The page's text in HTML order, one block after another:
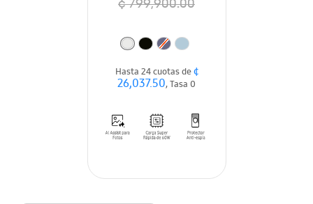
¢ 799,900.00
Hasta 24 cuotas de¢
26,037.50, Tasa 0